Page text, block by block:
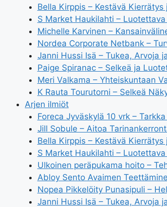
Bella Kirppis – Kestävä
S Market Haukilahti –
Michelle Karvinen –
Nordea Corporate Netbank –
Janni Hussi Isä – Tukea, Arvoja
Paige Spiranac – Selkeä ja
Meri Valkama – Yhteiskuntaan
K Rauta Tourutorni – Selkeä
Arjen ilmiöt
Foreca Jyväskylä 10 vrk –
Jill Sobule – Aitoa
Bella Kirppis – Kestävä
S Market Haukilahti –
Ulkoinen peräpukama hoito –
Abloy Sento Avaimen
Nopea Pikkelöity Punasipuli –
Janni Hussi Isä – Tukea, Arvoja